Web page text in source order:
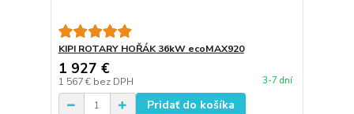
KIPI ROTARY HOŘÁK 36kW ecoMAX920
1 927 €
1 567 € bez DPH 3-7 dní
Pridať do košíka